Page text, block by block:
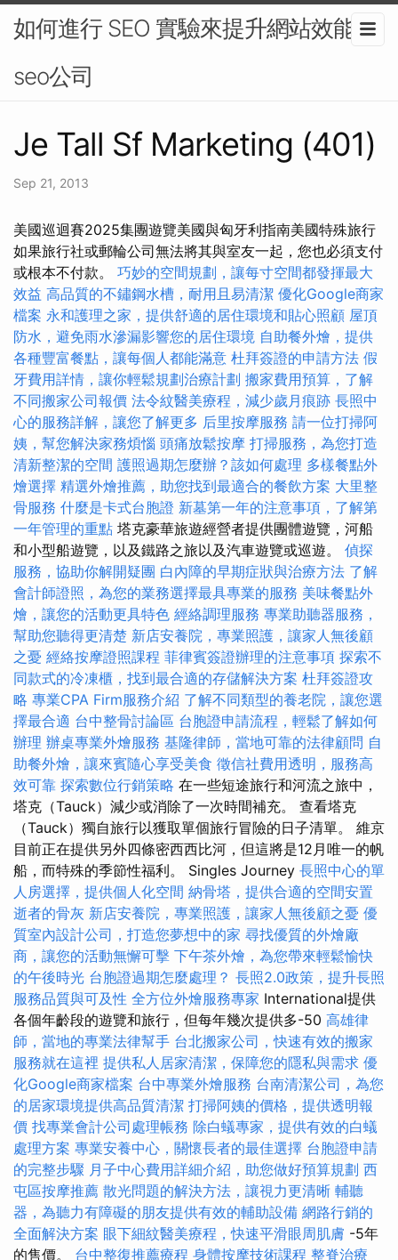
如何進行 SEO 實驗來提升網站效能-
seo公司
Je Tall Sf Marketing (401)
Sep 21, 2013
美國巡迴賽2025集團遊覽美國與匈牙利指南美國特殊旅行
如果旅行社或郵輪公司無法將其與室友一起，您也必須支付
或根本不付款。 巧妙的空間規劃，讓每寸空間都發揮最大
效益 高品質的不鏽鋼水槽，耐用且易清潔 優化Google商家
檔案 永和護理之家，提供舒適的居住環境和貼心照顧 屋頂
防水，避免雨水滲漏影響您的居住環境 自助餐外燴，提供
各種豐富餐點，讓每個人都能滿意 杜拜簽證的申請方法 假
牙費用詳情，讓你輕鬆規劃治療計劃 搬家費用預算，了解
不同搬家公司報價 法令紋醫美療程，減少歲月痕跡 長照中
心的服務詳解，讓您了解更多 后里按摩服務 請一位打掃阿
姨，幫您解決家務煩惱 頭痛放鬆按摩 打掃服務，為您打造
清新整潔的空間 護照過期怎麼辦？該如何處理 多樣餐點外
燴選擇 精選外燴推薦，助您找到最適合的餐飲方案 大里整
骨服務 什麼是卡式台胞證 新墓第一年的注意事項，了解第
一年管理的重點 塔克豪華旅遊經營者提供團體遊覽，河船
和小型船遊覽，以及鐵路之旅以及汽車遊覽或巡遊。 偵探
服務，協助你解開疑團 白內障的早期症狀與治療方法 了解
會計師證照，為您的業務選擇最具專業的服務 美味餐點外
燴，讓您的活動更具特色 經絡調理服務 專業助聽器服務，
幫助您聽得更清楚 新店安養院，專業照護，讓家人無後顧
之憂 經絡按摩證照課程 菲律賓簽證辦理的注意事項 探索不
同款式的冷凍櫃，找到最合適的存儲解決方案 杜拜簽證攻
略 專業CPA Firm服務介紹 了解不同類型的養老院，讓您選
擇最合適 台中整骨討論區 台胞證申請流程，輕鬆了解如何
辦理 辦桌專業外燴服務 基隆律師，當地可靠的法律顧問 自
助餐外燴，讓來賓隨心享受美食 徵信社費用透明，服務高
效可靠 探索數位行銷策略 在一些短途旅行和河流之旅中，
塔克（Tauck）減少或消除了一次時間補充。 查看塔克
（Tauck）獨自旅行以獲取單個旅行冒險的日子清單。 維京
目前正在提供另外四條密西西比河，但這將是12月唯一的帆
船，而特殊的季節性福利。 Singles Journey 長照中心的單
人房選擇，提供個人化空間 納骨塔，提供合適的空間安置
逝者的骨灰 新店安養院，專業照護，讓家人無後顧之憂 優
質室內設計公司，打造您夢想中的家 尋找優質的外燴廠
商，讓您的活動無懈可擊 下午茶外燴，為您帶來輕鬆愉快
的午後時光 台胞證過期怎麼處理？ 長照2.0政策，提升長照
服務品質與可及性 全方位外燴服務專家 International提供
各個年齡段的遊覽和旅行，但每年幾次提供多-50 高雄律
師，當地的專業法律幫手 台北搬家公司，快速有效的搬家
服務就在這裡 提供私人居家清潔，保障您的隱私與需求 優
化Google商家檔案 台中專業外燴服務 台南清潔公司，為您
的居家環境提供高品質清潔 打掃阿姨的價格，提供透明報
價 找專業會計公司處理帳務 除白蟻專家，提供有效的白蟻
處理方案 專業安養中心，關懷長者的最佳選擇 台胞證申請
的完整步驟 月子中心費用詳細介紹，助您做好預算規劃 西
屯區按摩推薦 散光問題的解決方法，讓視力更清晰 輔聽
器，為聽力有障礙的朋友提供有效的輔助設備 網路行銷的
全面解決方案 眼下細紋醫美療程，快速平滑眼周肌膚 -5年
的售價。 台中整復推薦療程 身體按摩技術課程 整脊治療